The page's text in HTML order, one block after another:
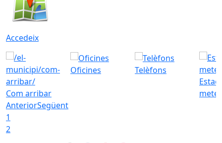
Accedeix
Com arribar
Oficines
Telèfons
AnteriorSegüent
1
2